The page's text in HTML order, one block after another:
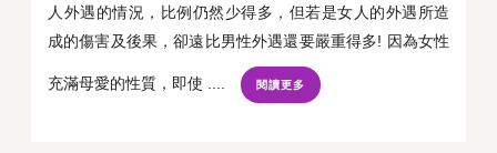
人外遇的情況，比例仍然少得多，但若是女人的外遇所造
成的傷害及後果，卻遠比男性外遇還要嚴重得多! 因為女性
充滿母愛的性質，即使 .... 閱讀更多